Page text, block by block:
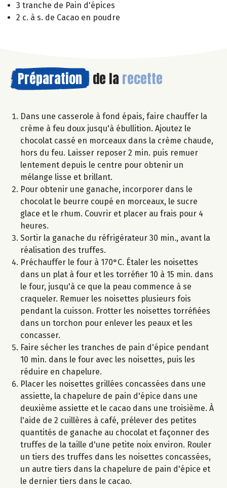
3 tranche de Pain d'épices
2 c. à s. de Cacao en poudre
Préparation de la recette
Dans une casserole à fond épais, faire chauffer la
crème à feu doux jusqu'à ébullition. Ajoutez le
chocolat cassé en morceaux dans la crème chaude,
hors du feu. Laisser reposer 2 min. puis remuer
lentement depuis le centre pour obtenir un
mélange lisse et brillant.
Pour obtenir une ganache, incorporer dans le
chocolat le beurre coupé en morceaux, le sucre
glace et le rhum. Couvrir et placer au frais pour 4
heures.
Sortir la ganache du réfrigérateur 30 min., avant la
réalisation des truffes.
Préchauffer le four à 170°C. Étaler les noisettes
dans un plat à four et les torréfier 10 à 15 min. dans
le four, jusqu'à ce que la peau commence à se
craqueler. Remuer les noisettes plusieurs fois
pendant la cuisson. Frotter les noisettes torréfiées
dans un torchon pour enlever les peaux et les
concasser.
Faire sécher les tranches de pain d'épice pendant
10 min. dans le four avec les noisettes, puis les
réduire en chapelure.
Placer les noisettes grillées concassées dans une
assiette, la chapelure de pain d'épice dans une
deuxième assiette et le cacao dans une troisième. À
l'aide de 2 cuillères à café, prélever des petites
quantités de ganache au chocolat et façonner des
truffes de la taille d'une petite noix environ. Rouler
un tiers des truffes dans les noisettes concassées,
un autre tiers dans la chapelure de pain d'épice et
le dernier tiers dans le cacao.